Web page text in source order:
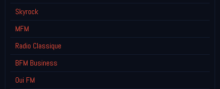
Skyrock
MFM
Radio Classique
BFM Business
Oui FM